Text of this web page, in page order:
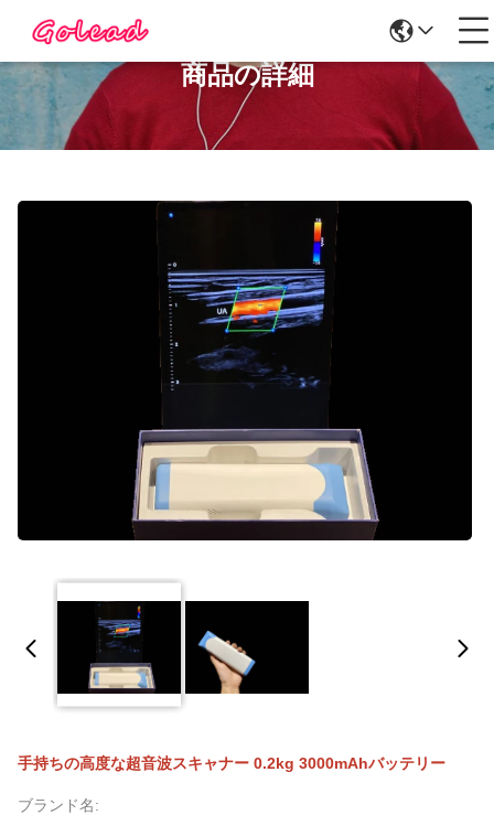
商品の詳細
手持ちの高度な超音波スキャナー 0.2kg 3000mAhバッテリー
ブランド名: